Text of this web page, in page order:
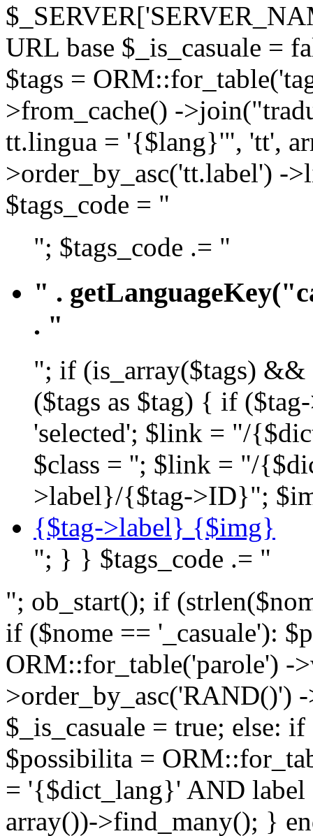
URL base $_is_casuale =
$tags =
>from_cache() -
tt.lingua = '{$lang}'", 'tt',
>order_by_asc('tt.label') -
$tags_code = "
"; $tags_code .= "
" .
. "
"; if (is_array($tags) &&
($tags as $tag) { if
'selected'; $link = "/
$class = ''; $link = "/
>label}/{$tag->ID}";
{$tag->label} {$img}
"; } } $tags_code .= "
"; ob_start(); if
if ($nome == '_casuale'):
ORM::for_table('parole') -
>order_by_asc('RAND()')
$_is_casuale = true; else:
$possibilita =
= '{$dict_lang}' AND
array())->find_many(); }